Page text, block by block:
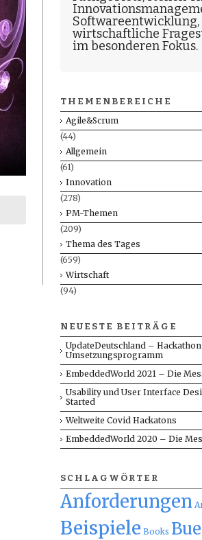
Softwareentwicklung
wirtschaftliche
im besonderen Fokus.
THEMENBEREICHE
Agile&Scrum
(44)
Allgemein
(61)
Innovation
(278)
PM-Themen
(209)
Thema des Tages
(659)
Wirtschaft
(94)
NEUESTE BEITRÄGE
UpdateDeutschland –
Umsetzungsprogramm
EmbeddedWorld 2021 – Die
Usability und User Interface
Started
Weltweite Covid Hackatons
EmbeddedWorld 2020 – Die
SCHLAGWÖRTER
Anforderungen
Beispiele Books